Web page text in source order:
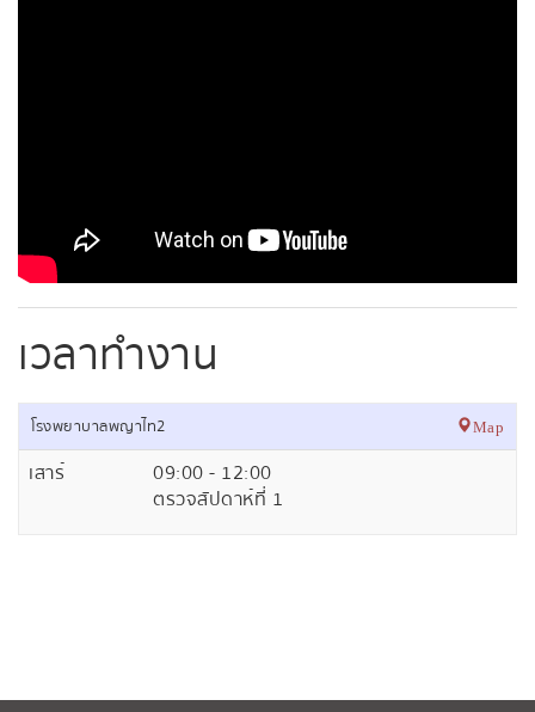
เวลาทำงาน
โรงพยาบาลพญาไท2 Map
เสาร์
09:00 - 12:00
ตรวจสัปดาห์ที่ 1